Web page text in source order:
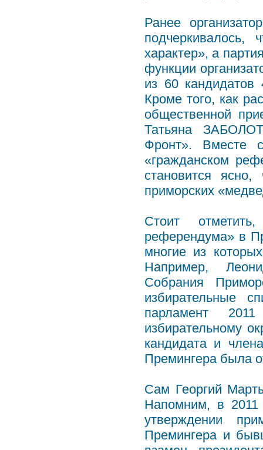
Ранее
подчеркивалось,
характер», а
функции
из 60
Кроме того, как
общественной
Татьяна
Фронт». Вместе
«гражданском
становится
приморских
Стоит
референдума» в
многие из
Например,
Собрания
избирательные
парламент
избирательному
кандидата и
Премингера была
Сам Георгий
Напомним, в 2011
утверждении
Премингера и